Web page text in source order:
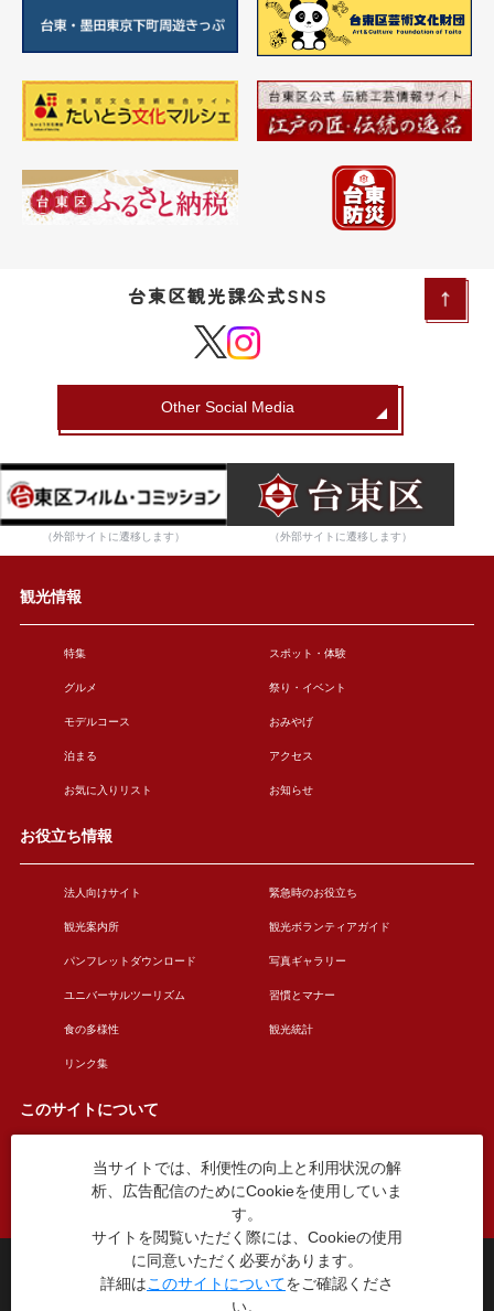
台東区観光課公式SNS
Other Social Media
（外部サイトに遷移します） （外部サイトに遷移します）
観光情報
特集 スポット・体験
グルメ 祭り・イベント
モデルコース おみやげ
泊まる アクセス
お気に入りリスト お知らせ
お役立ち情報
法人向けサイト 緊急時のお役立ち
観光案内所 観光ボランティアガイド
パンフレットダウンロード 写真ギャラリー
ユニバーサルツーリズム 習慣とマナー
食の多様性 観光統計
リンク集
このサイトについて
このサイトについて 広告掲載について
お問い合わせ
台東区役所観光課
〒110-8615 東京都台東区東上野4丁目5番6号
TEL：03-5246-1151
当サイトでは、利便性の向上と利用状況の解
析、広告配信のためにCookieを使用していま
す。
サイトを閲覧いただく際には、Cookieの使用
に同意いただく必要があります。
詳細はこのサイトについてをご確認くださ
い。